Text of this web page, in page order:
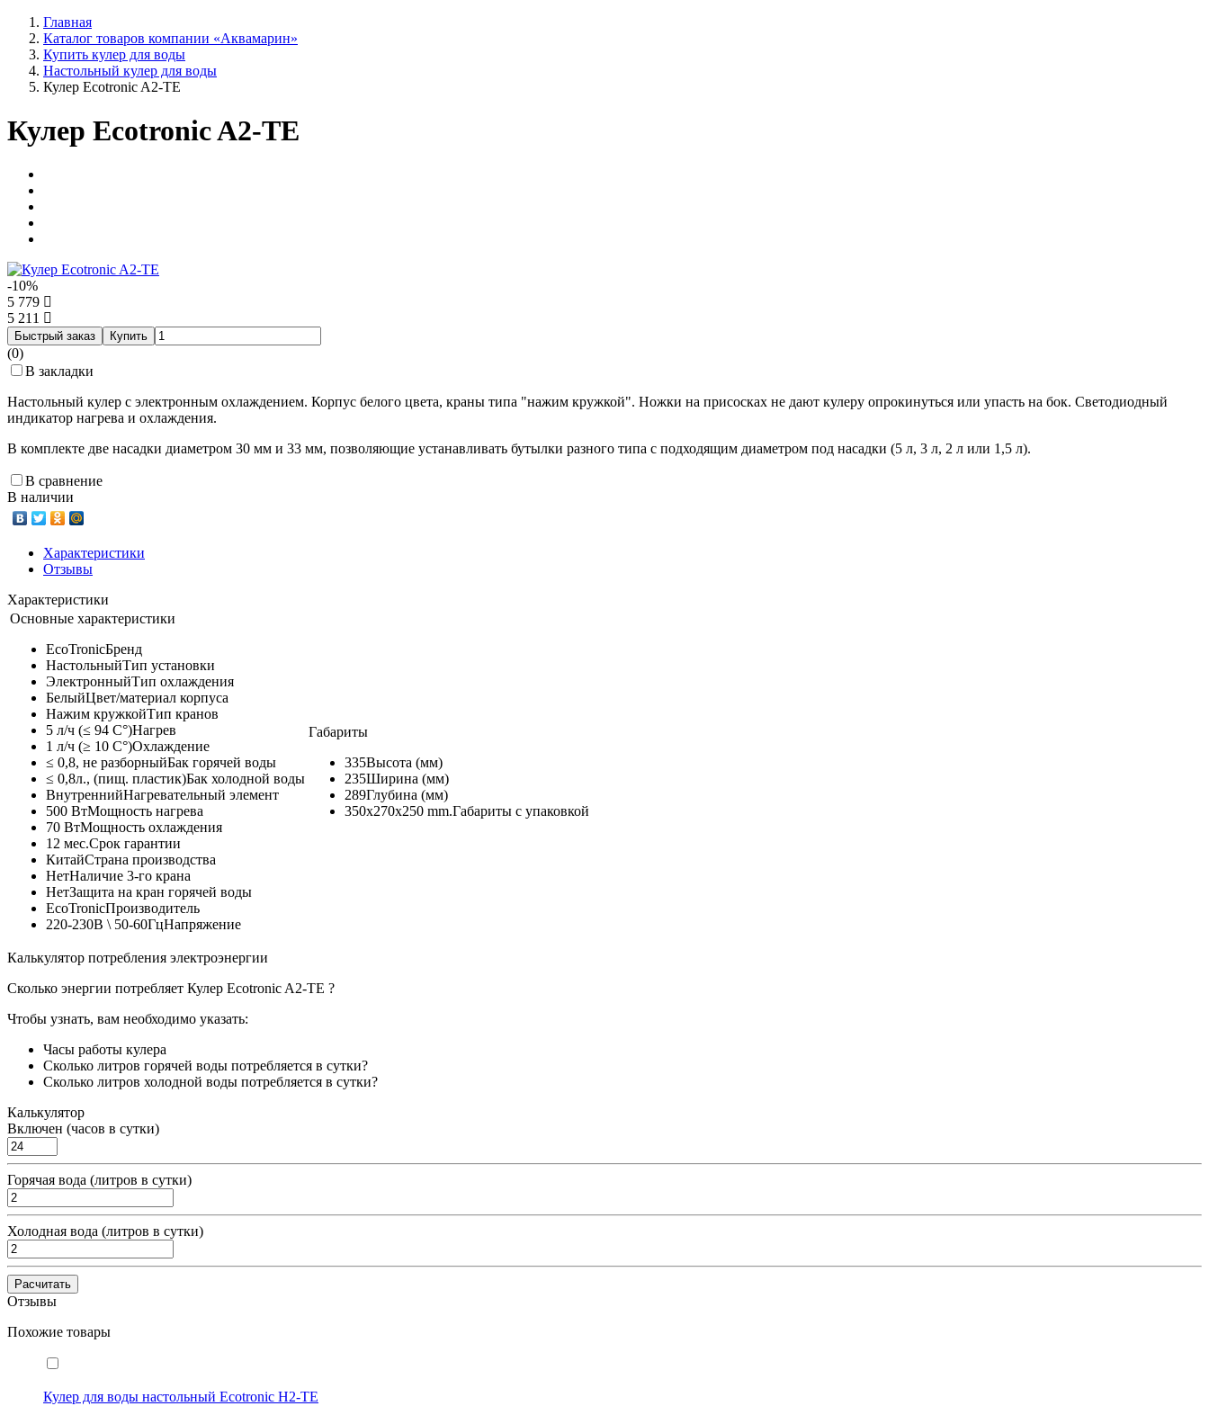
Главная
Каталог товаров компании «Аквамарин»
Купить кулер для воды
Настольный кулер для воды
Кулер Ecotronic A2-TE
Кулер Ecotronic A2-TE
-10%
5 779
5 211
Быстрый заказ Купить
(0)
В закладки
Настольный кулер с электронным охлаждением. Корпус белого цвета, краны типа "нажим кружкой". Ножки на присосках не дают кулеру опрокинуться или упасть на бок. Светодиодный
индикатор нагрева и охлаждения.
В комплекте две насадки диаметром 30 мм и 33 мм, позволяющие устанавливать бутылки разного типа с подходящим диаметром под насадки (5 л, 3 л, 2 л или 1,5 л).
В сравнение
В наличии
Характеристики
Отзывы
Характеристики
Основные характеристики
EcoTronicБренд
НастольныйТип установки
ЭлектронныйТип охлаждения
БелыйЦвет/материал корпуса
Нажим кружкойТип кранов
5 л/ч (≤ 94 C°)Нагрев
1 л/ч (≥ 10 C°)Охлаждение
≤ 0,8, не разборныйБак горячей воды
≤ 0,8л., (пищ. пластик)Бак холодной воды
ВнутреннийНагревательный элемент
500 ВтМощность нагрева
70 ВтМощность охлаждения
12 мес.Срок гарантии
КитайСтрана производства
НетНаличие 3-го крана
НетЗащита на кран горячей воды
EcoTronicПроизводитель
220-230В \ 50-60ГцНапряжение
Габариты
335Высота (мм)
235Ширина (мм)
289Глубина (мм)
350x270x250 mm.Габариты с упаковкой
Калькулятор потребления электроэнергии
Сколько энергии потребляет Кулер Ecotronic A2-TE ?
Чтобы узнать, вам необходимо указать:
Часы работы кулера
Сколько литров горячей воды потребляется в сутки?
Сколько литров холодной воды потребляется в сутки?
Калькулятор
Включен (часов в сутки)
Горячая вода (литров в сутки)
Холодная вода (литров в сутки)
Расчитать
Отзывы
Похожие товары
Кулер для воды настольный Ecotronic H2-TE